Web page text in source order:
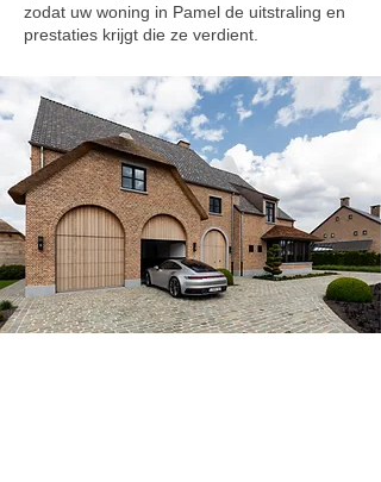
zodat uw woning in Pamel de uitstraling en
prestaties krijgt die ze verdient.